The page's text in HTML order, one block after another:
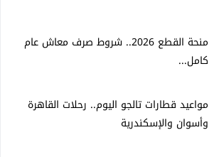
منحة القطع 2026.. شروط صرف معاش عام
كامل...
مواعيد قطارات تالجو اليوم.. رحلات القاهرة
وأسوان والإسكندرية